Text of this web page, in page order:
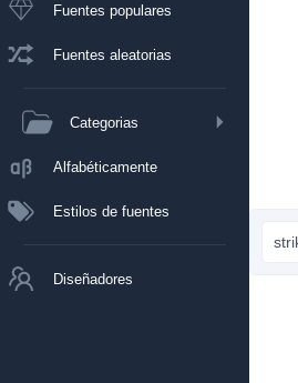
Fuentes populares
Fuentes aleatorias
Categorias
Alfabéticamente
Estilos de fuentes
Diseñadores